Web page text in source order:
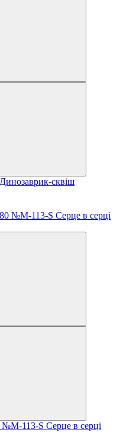
сквіш
113-S Серце в серці